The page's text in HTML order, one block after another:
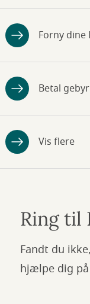
Forny dine
Betal
Vis flere
Ring til
Fandt du
hjælpe dig